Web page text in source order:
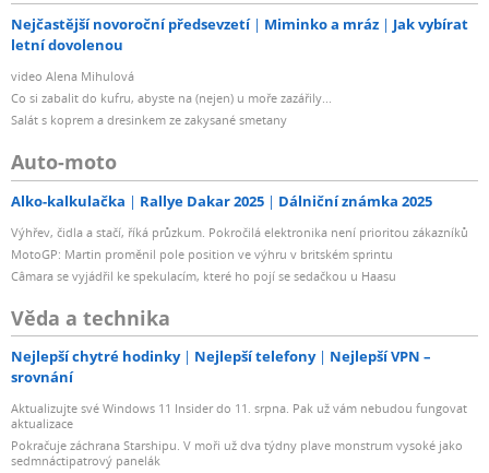
Nejčastější novoroční předsevzetí Miminko a mráz
Jak vybírat
letní dovolenou
video Alena Mihulová
Co si zabalit do kufru, abyste na (nejen) u moře zazářily...
Salát s koprem a dresinkem ze zakysané smetany
Auto-moto
Alko-kalkulačka Rallye Dakar 2025 Dálniční známka 2025
Výhřev, čidla a stačí, říká průzkum. Pokročilá elektronika není prioritou zákazníků
MotoGP: Martin proměnil pole position ve výhru v britském sprintu
Câmara se vyjádřil ke spekulacím, které ho pojí se sedačkou u Haasu
Věda a technika
Nejlepší chytré hodinky Nejlepší telefony
Nejlepší VPN –
srovnání
Aktualizujte své Windows 11 Insider do 11. srpna. Pak už vám nebudou fungovat
aktualizace
Pokračuje záchrana Starshipu. V moři už dva týdny plave monstrum vysoké jako
sedmnáctipatrový panelák